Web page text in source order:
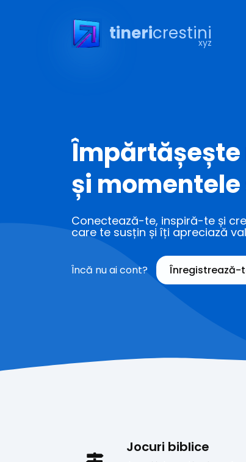
tinericrestini
xyz
și
Conectează-te, inspiră-te și
care te susțin și îți apreciază
Încă nu ai cont? Înregistrează-
Jocuri biblice